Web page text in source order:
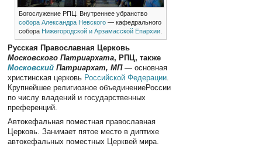
Богослужение РПЦ. Внутреннее убранство
собора Александра Невского— кафедрального
собора Нижегородской и Арзамасской Епархии.
Русская Православная Церковь
Московского Патриархата, РПЦ, также
Московский Патриархат, МП— основная
христинская церковь Российской Федерации.
Крупнейшее религиозное объединениеРоссии
по числу владений и государственных
преференций.
Автокефальная поместная православная
Церковь. Занимает пятое место в диптихе
автокефальных поместных Церквей мира.